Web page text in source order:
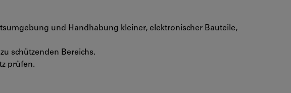
und Handhabung kleiner, elektronischer Bauteile,
schützenden Bereichs.
prüfen.